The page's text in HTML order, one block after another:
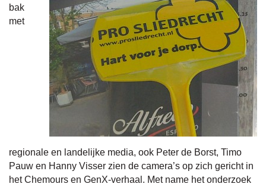
bak
met
regionale en landelijke media, ook Peter de Borst, Timo
Pauw en Hanny Visser zien de camera’s op zich gericht in
het Chemours en GenX-verhaal. Met name het onderzoek